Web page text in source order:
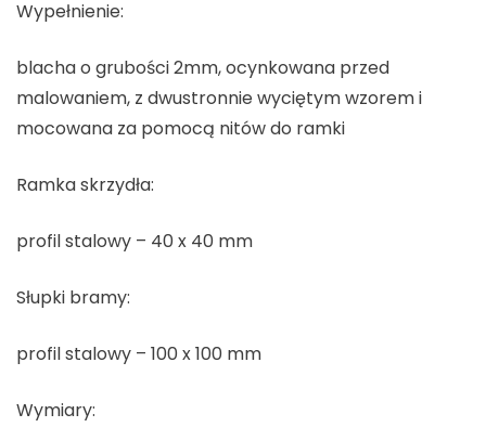
Wypełnienie:
blacha o grubości 2mm, ocynkowana przed
malowaniem, z dwustronnie wyciętym wzorem i
mocowana za pomocą nitów do ramki
Ramka skrzydła:
profil stalowy – 40 x 40 mm
Słupki bramy:
profil stalowy – 100 x 100 mm
Wymiary: